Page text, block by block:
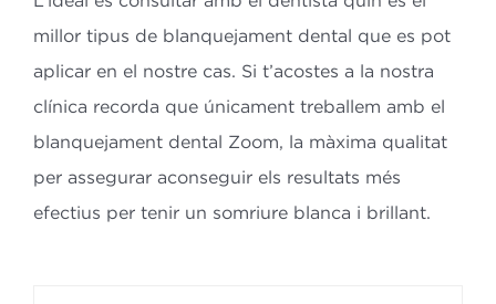
millor tipus de blanquejament dental que es pot
aplicar en el nostre cas. Si t’acostes a la nostra
clínica recorda que únicament treballem amb el
blanquejament dental Zoom, la màxima qualitat
per assegurar aconseguir els resultats més
efectius per tenir un somriure blanca i brillant.